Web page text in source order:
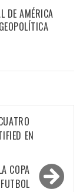
DE AMÉRICA
EN
COPA